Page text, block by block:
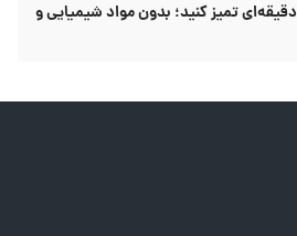
مایکروویو را با این ترفند ۵ دقیقه‌ای تمیز کنید؛ بدون مواد شیمیایی و